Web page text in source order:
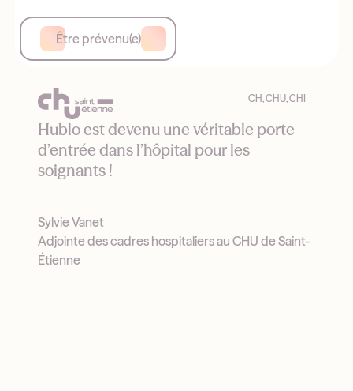
Être prévenu(e)
CH, CHU, CHI
Hublo est devenu une véritable porte
d’entrée dans l’hôpital pour les
soignants !
Sylvie Vanet
Adjointe des cadres hospitaliers au CHU de Saint-
Étienne